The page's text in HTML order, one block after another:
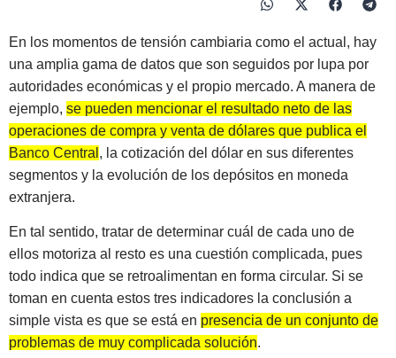
En los momentos de tensión cambiaria como el actual, hay
una amplia gama de datos que son seguidos por lupa por
autoridades económicas y el propio mercado. A manera de
ejemplo, se pueden mencionar el resultado neto de las
operaciones de compra y venta de dólares que publica el
Banco Central , la cotización del dólar en sus diferentes
segmentos y la evolución de los depósitos en moneda
extranjera.
En tal sentido, tratar de determinar cuál de cada uno de
ellos motoriza al resto es una cuestión complicada, pues
todo indica que se retroalimentan en forma circular. Si se
toman en cuenta estos tres indicadores la conclusión a
simple vista es que se está en presencia de un conjunto de
problemas de muy complicada solución.